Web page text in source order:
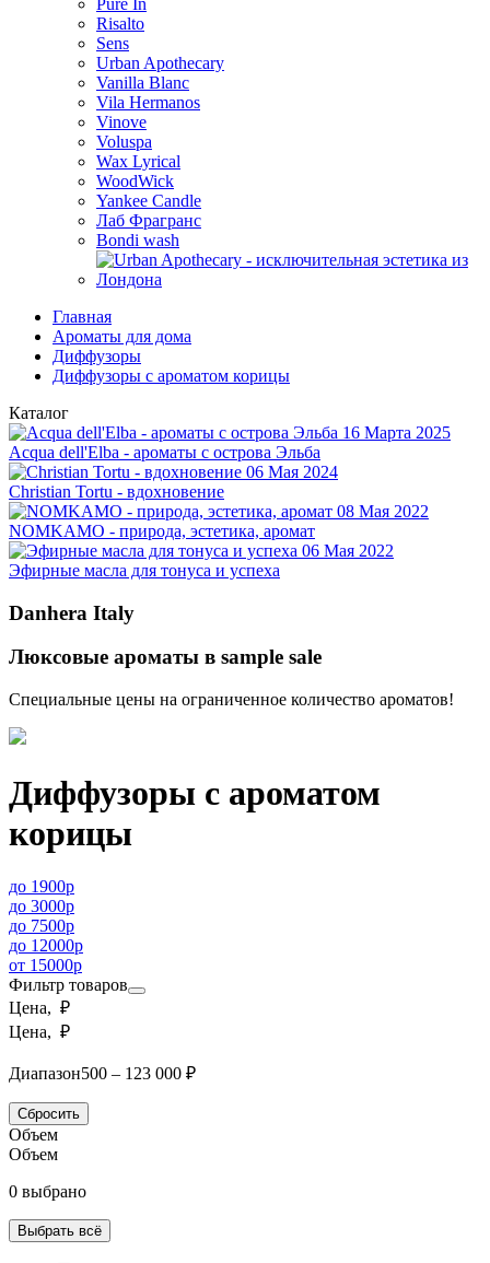
Pure In
Risalto
Sens
Urban Apothecary
Vanilla Blanc
Vila Hermanos
Vinove
Voluspa
Wax Lyrical
WoodWick
Yankee Candle
Лаб Фрагранс
Bondi wash
Главная
Ароматы для дома
Диффузоры
Диффузоры с ароматом корицы
Каталог
16 Марта 2025
Acqua dell'Elba - ароматы с острова Эльба
06 Мая 2024
Christian Tortu - вдохновение
08 Мая 2022
NOMKAMO - природа, эстетика, аромат
06 Мая 2022
Эфирные масла для тонуса и успеха
Danhera Italy
Люксовые ароматы в sample sale
Специальные цены на ограниченное количество ароматов!
Диффузоры с ароматом
корицы
до 1900р
до 3000р
до 7500р
до 12000р
от 15000р
Фильтр товаров
Цена, ₽
Цена, ₽
Диапазон500 – 123 000 ₽
Сбросить
Объем
Объем
0 выбрано
Выбрать всё